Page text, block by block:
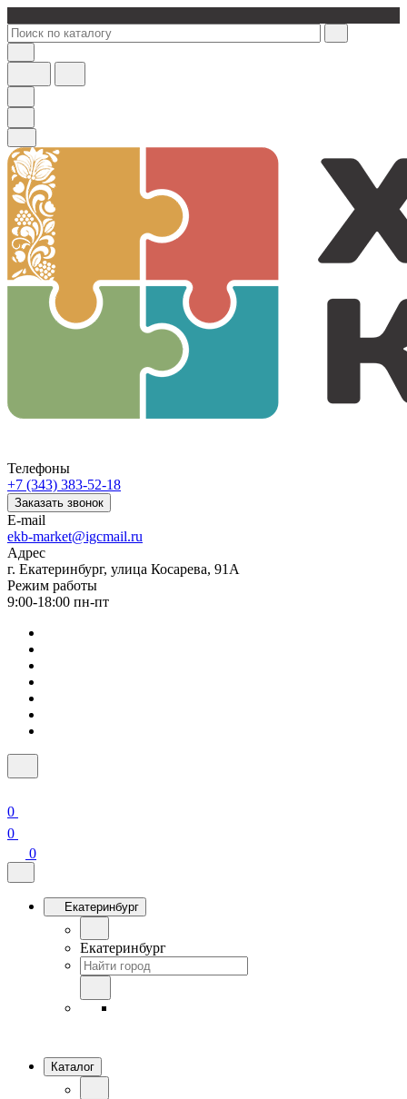
Телефоны
+7 (343) 383-52-18
Заказать звонок
E-mail
ekb-market@igcmail.ru
Адрес
г. Екатеринбург, улица Косарева, 91А
Режим работы
9:00-18:00 пн-пт
0
0
0
Екатеринбург
Екатеринбург
Каталог